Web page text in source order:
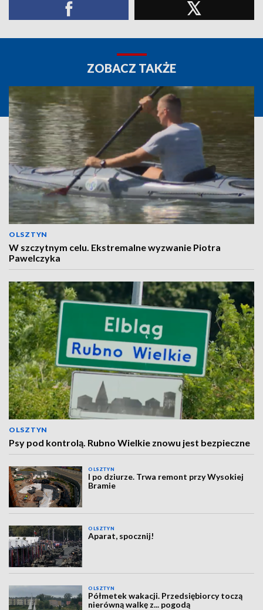
ZOBACZ TAKŻE
OLSZTYN
W szczytnym celu. Ekstremalne wyzwanie Piotra
Pawelczyka
OLSZTYN
Psy pod kontrolą. Rubno Wielkie znowu jest bezpieczne
OLSZTYN
I po dziurze. Trwa remont przy Wysokiej
Bramie
OLSZTYN
Aparat, spocznij!
OLSZTYN
Półmetek wakacji. Przedsiębiorcy toczą
nierówną walkę z... pogodą